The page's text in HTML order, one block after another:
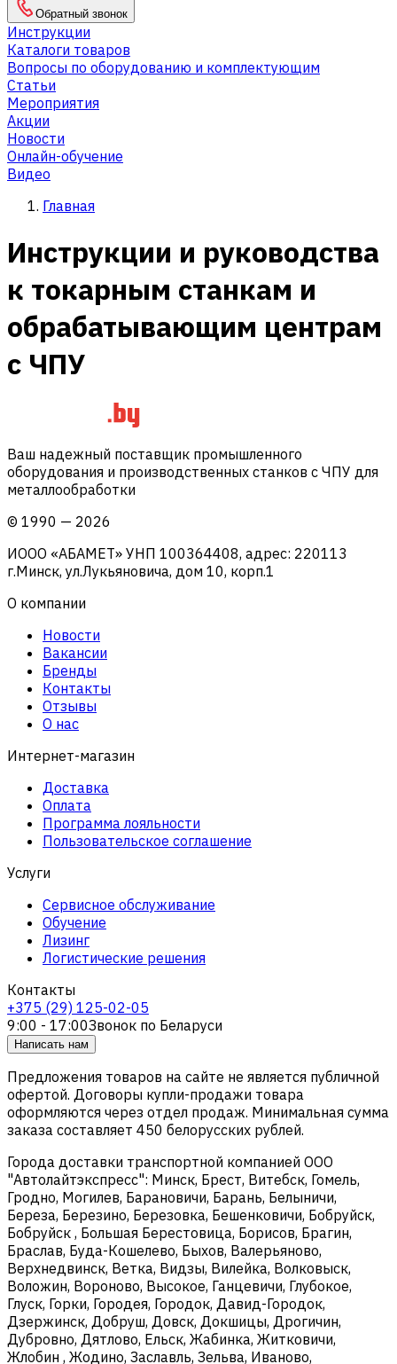
Обратный звонок
Инструкции
Каталоги товаров
Вопросы по оборудованию и комплектующим
Статьи
Мероприятия
Акции
Новости
Онлайн-обучение
Видео
Главная
Инструкции и руководства
к токарным станкам и
обрабатывающим центрам
с ЧПУ
Ваш надежный поставщик промышленного
оборудования и производственных станков с ЧПУ для
металлообработки
© 1990 — 2026
ИООО «АБАМЕТ» УНП 100364408, адрес: 220113
г.Минск, ул.Лукьяновича, дом 10, корп.1
О компании
Новости
Вакансии
Бренды
Контакты
Отзывы
О нас
Интернет-магазин
Доставка
Оплата
Программа лояльности
Пользовательское соглашение
Услуги
Сервисное обслуживание
Обучение
Лизинг
Логистические решения
Контакты
+375 (29) 125-02-05
9:00 - 17:00Звонок по Беларуси
Написать нам
Предложения товаров на сайте не является публичной
офертой. Договоры купли-продажи товара
оформляются через отдел продаж. Минимальная сумма
заказа составляет 450 белорусских рублей.
Города доставки транспортной компанией ООО
"Автолайтэкспресс": Минск, Брест, Витебск, Гомель,
Гродно, Могилев, Барановичи, Барань, Белыничи,
Береза, Березино, Березовка, Бешенковичи, Бобруйск,
Бобруйск , Большая Берестовица, Борисов, Брагин,
Браслав, Буда-Кошелево, Быхов, Валерьяново,
Верхнедвинск, Ветка, Видзы, Вилейка, Волковыск,
Воложин, Вороново, Высокое, Ганцевичи, Глубокое,
Глуск, Горки, Городея, Городок, Давид-Городок,
Дзержинск, Добруш, Довск, Докшицы, Дрогичин,
Дубровно, Дятлово, Ельск, Жабинка, Житковичи,
Жлобин , Жодино, Заславль, Зельва, Иваново,